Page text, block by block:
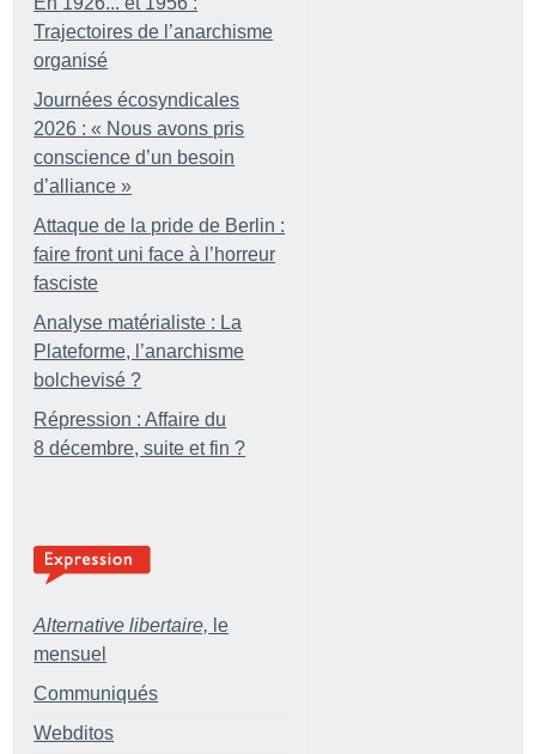
Trajectoires de l’anarchisme
organisé
Journées écosyndicales
2026 : « Nous avons pris
conscience d’un besoin
d’alliance »
Attaque de la pride de Berlin :
faire front uni face à l’horreur
fasciste
Analyse matérialiste : La
Plateforme, l’anarchisme
bolchevisé ?
Répression : Affaire du
8 décembre, suite et fin ?
Alternative libertaire, le
mensuel
Communiqués
Webditos